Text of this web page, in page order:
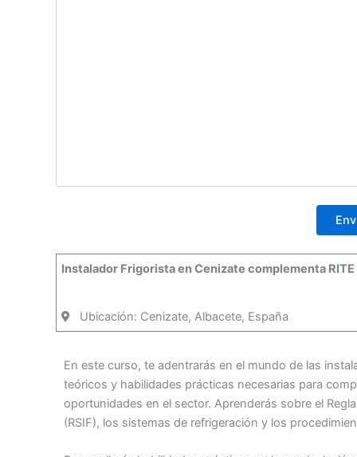
Instalador Frigorista en Cenizate complementa RITE
Ubicación: Cenizate, Albacete, España
En este curso, te adentrarás en el mundo de las
teóricos y habilidades prácticas necesarias para
oportunidades en el sector. Aprenderás sobre el
(RSIF), los sistemas de refrigeración y los